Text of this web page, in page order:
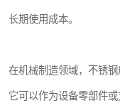
长期使用成本。
在机械制造领域，不锈钢
它可以作为设备零部件